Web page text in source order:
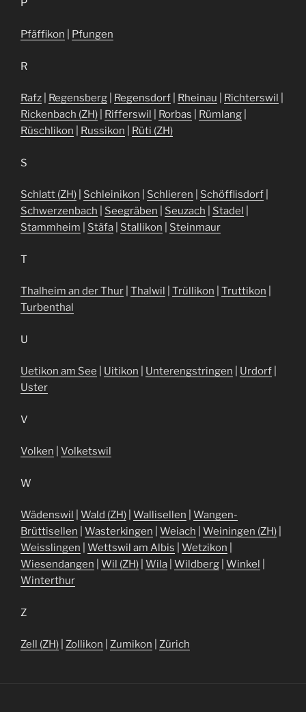
Pfäffikon Pfungen
R
Rafz Regensberg Regensdorf Rheinau Richterswil
Rickenbach (ZH)
Rifferswil Rorbas Rümlang
Rüschlikon
Russikon Rüti (ZH)
S
Schlatt (ZH) Schleinikon Schlieren Schöfflisdorf
Schwerzenbach
Seegräben Seuzach Stadel
Stammheim
Stäfa Stallikon Steinmaur
T
Thalheim an der Thur Thalwil Trüllikon Truttikon
Turbenthal
U
Uetikon am See Uitikon Unterengstringen Urdorf
Uster
V
Volken Volketswil
W
Wädenswil Wald (ZH) Wallisellen
Wangen-
Brüttisellen
Wasterkingen Weiach Weiningen (ZH)
Weisslingen
Wettswil am Albis Wetzikon
Wiesendangen
Wil (ZH) Wila Wildberg Winkel
Winterthur
Z
Zell (ZH) Zollikon Zumikon Zürich